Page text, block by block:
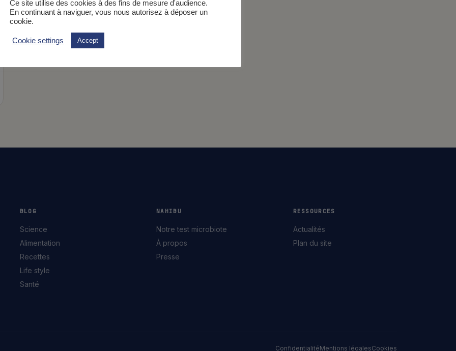
BLOG
Science
Alimentation
Recettes
Life style
Santé
NAHIBU
Notre test microbiote
À propos
Presse
RESSOURCES
Actualités
Plan du site
ConfidentialitéMentions légalesCookies
Ce site utilise des cookies à des fins de mesure d'audience.
En continuant à naviguer, vous nous autorisez à déposer un
cookie.
Cookie settings Accept